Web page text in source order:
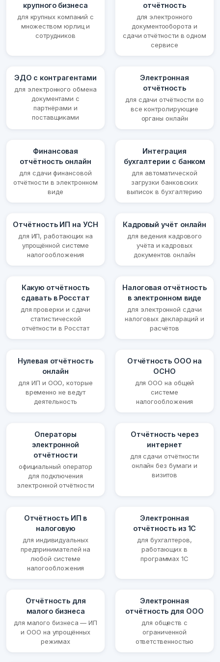
крупного бизнеса
для крупных компаний с
множеством юрлиц и
сотрудников
отчётность
для электронного
документооборота и
сдачи отчётности в одном
сервисе
ЭДО с контрагентами
для электронного обмена
документами с
партнёрами и
поставщиками
Электронная
отчётность
для сдачи отчётности во
все контролирующие
органы онлайн
Финансовая
отчётность онлайн
для сдачи финансовой
отчётности в электронном
виде
Интеграция
бухгалтерии с банком
для автоматической
загрузки банковских
выписок в бухгалтерию
Отчётность ИП на УСН
для ИП, работающих на
упрощённой системе
налогообложения
Кадровый учёт онлайн
для ведения кадрового
учёта и кадровых
документов онлайн
Какую отчётность
сдавать в Росстат
для проверки и сдачи
статистической
отчётности в Росстат
Налоговая отчётность
в электронном виде
для электронной сдачи
налоговых деклараций и
расчётов
Нулевая отчётность
онлайн
для ИП и ООО, которые
временно не ведут
деятельность
Отчётность ООО на
ОСНО
для ООО на общей
системе
налогообложения
Операторы
электронной
отчётности
официальный оператор
для подключения
электронной отчётности
Отчётность через
интернет
для сдачи отчётности
онлайн без бумаги и
визитов
Отчётность ИП в
налоговую
для индивидуальных
предпринимателей на
любой системе
налогообложения
Электронная
отчётность из 1С
для бухгалтеров,
работающих в
программах 1С
Отчётность для
малого бизнеса
для малого бизнеса — ИП
и ООО на упрощённых
режимах
Электронная
отчётность для ООО
для обществ с
ограниченной
ответственностью